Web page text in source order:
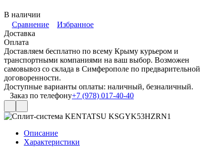
В наличии
Сравнение
Избранное
Доставка
Оплата
Доставляем бесплатно по всему Крыму курьером и
транспортными компаниями на ваш выбор. Возможен
самовывоз со склада в Симферополе по предварительной
договоренности.
Доступные варианты оплаты: наличный, безналичный.
Заказ по телефону+7 (978) 017-40-40
Описание
Характеристики